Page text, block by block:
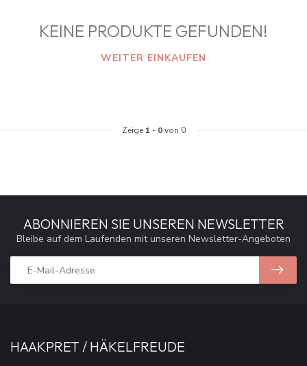
KEINE PRODUKTE GEFUNDEN!
WEITER EINKAUFEN
Zeige 1 - 0von 0
ABONNIEREN SIE UNSEREN NEWSLETTER
Bleibe auf dem Laufenden mit unseren Newsletter-Angeboten
HAAKPRET / HÄKELFREUDE